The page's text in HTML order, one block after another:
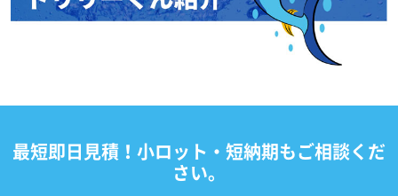
最短即日見積！小ロット・短納期もご相談くだ
さい。